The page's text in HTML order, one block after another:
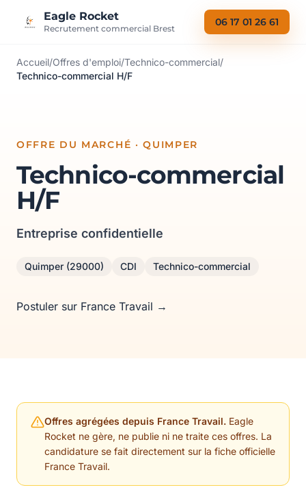
Eagle Rocket
Recrutement commercial Brest
06 17 01 26 61
Accueil/Offres d'emploi/Technico-commercial/
Technico-commercial H/F
OFFRE DU MARCHÉ · QUIMPER
Technico-commercial
H/F
Entreprise confidentielle
Quimper (29000) CDI Technico-commercial
Postuler sur France Travail →
Offres agrégées depuis France Travail. Eagle
Rocket ne gère, ne publie ni ne traite ces offres. La
candidature se fait directement sur la fiche officielle
France Travail.